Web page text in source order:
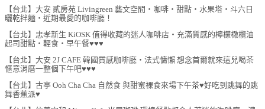
【台北】大安 貳房苑 Livingreen 藝文空間‧咖啡‧甜點‧水果塔‧斗六日
曬乾拌麵‧近期最愛的咖啡廳！
【台北】忠孝新生 KiOSK 值得收藏的迷人咖啡店‧充滿質感的檸檬橄欖油
起司甜點‧輕食‧早午餐♥♥♥
【台北】大安 2J CAFE 韓國質感咖啡廳‧法式慵懶 想念首爾就來這兒喝茶
愜意消磨一整個下午吧♥♥♥
【台北】古亭 Ooh Cha Cha 自然食 與甜蜜裸食來場下午茶♥好吃到跳舞的跳
舞香蕉派♥